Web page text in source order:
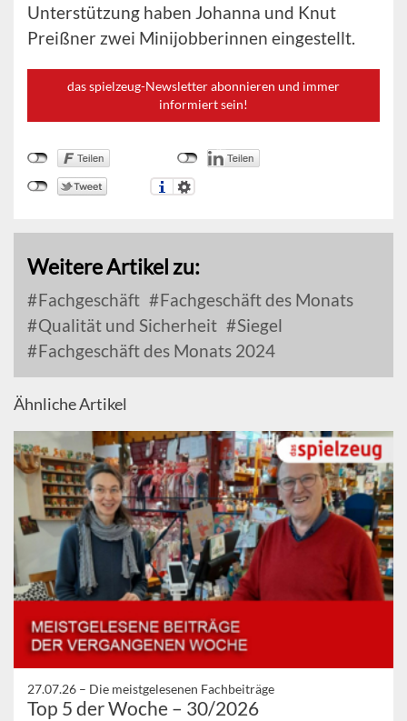
Unterstützung haben Johanna und Knut
Preißner zwei Minijobberinnen eingestellt.
das spielzeug-Newsletter abonnieren und immer
informiert sein!
Weitere Artikel zu:
Fachgeschäft
Fachgeschäft des Monats
Qualität und Sicherheit
Siegel
Fachgeschäft des Monats 2024
Ähnliche Artikel
27.07.26 – Die meistgelesenen Fachbeiträge
Top 5 der Woche – 30/2026